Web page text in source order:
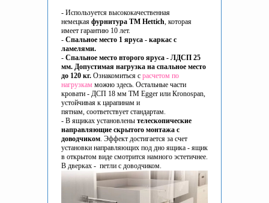
- Используется высококачественная
немецкая фурнитура ТМ Hettich, которая
имеет гарантию 10 лет.
- Спальное место 1 яруса - каркас с
ламелями.
- Спальное место второго яруса - ЛДСП 25
мм. Допустимая нагрузка на спальное место
до 120 кг. Ознакомиться с расчетом по
нагрузкам можно здесь. Остальные части
кровати - ДСП 18 мм ТМ Egger или Кronospan,
устойчивая к царапинам и
пятнам, соответствует стандартам.
- В ящиках установлены телескопические
направляющие скрытого монтажа c
доводчиком. Эффект достигается за счет
установки направляющих под дно ящика - ящик
в открытом виде смотрится намного эстетичнее.
В дверках - петли с доводчиком.